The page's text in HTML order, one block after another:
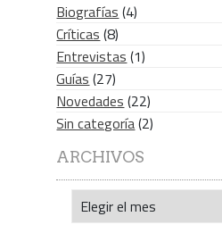
Biografías (4)
Críticas (8)
Entrevistas (1)
Guías (27)
Novedades (22)
Sin categoría(2)
ARCHIVOS
Archivos